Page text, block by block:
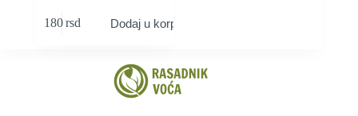
180rsd Dodaj u korpu